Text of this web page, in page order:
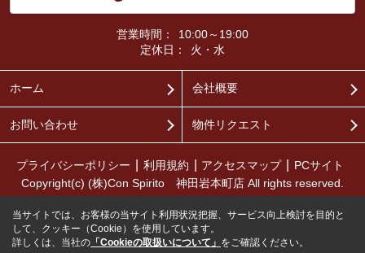
営業時間：
10:00～19:00
定休日：
火・水
ホーム 会社概要
お問い合わせ 物件リクエスト
プライバシーポリシー 利用規約 アクセスマップ
PCサイト
Copyright(c) (株)Con Spirito 神田岩本町店 All rights reserved.
当サイトでは、お客様の当サイト利用状況把握、サービス向上検討を目的と
して、クッキー（Cookie）を使用しています。
詳しくは、当社の 「Cookieの取扱いについて」 をご確認ください。